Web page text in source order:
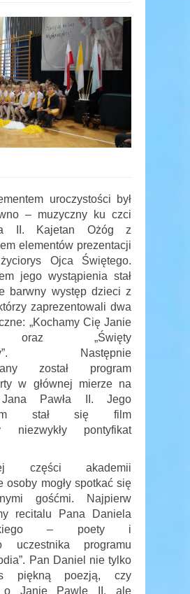
uroczystości był
– muzyczny ku czci
II. Kajetan Ożóg z
elementów prezentacji
życiorys Ojca Świętego.
jego wystąpienia stał
barwny występ dzieci z
zaprezentowali dwa
„Kochamy Cię Janie
oraz „Święty
Następnie
został program
w głównej mierze na
Jana Pawła II. Jego
stał się film
niezwykły pontyfikat
części akademii
osoby mogły spotkać się
gośćmi. Najpierw
recitalu Pana Daniela
– poety i
uczestnika programu
Pan Daniel nie tylko
piękną poezją, czy
o Janie Pawle II, ale